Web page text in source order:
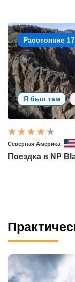
Расстояние
Я был там
Северная Америка
Поездка в NP